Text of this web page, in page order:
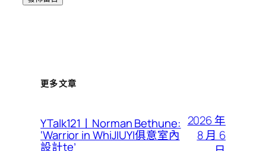
更多文章
YTalk121丨Norman Bethune:
‘Warrior in WhiJIUYI俱意室內
設計te’
2026 年
8 月 6